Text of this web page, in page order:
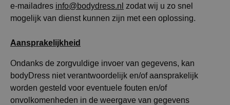
e-mailadres info@bodydress.nl zodat wij u zo snel
mogelijk van dienst kunnen zijn met een oplossing.
Aansprakelijkheid
Ondanks de zorgvuldige invoer van gegevens, kan
bodyDress niet verantwoordelijk en/of aansprakelijk
worden gesteld voor eventuele fouten en/of
onvolkomenheden in de weergave van gegevens